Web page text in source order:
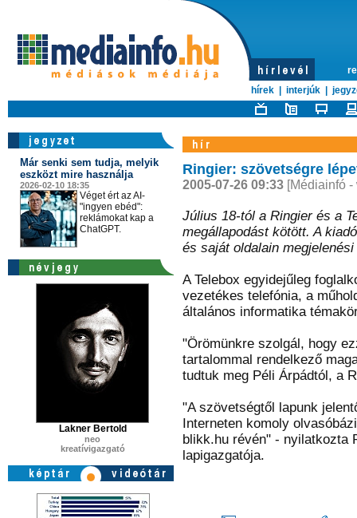
hírek
interjúk
Már senki sem tudja, melyik
eszközt mire használja
2026-02-10 18:35
Véget ért az AI-
"ingyen ebéd":
reklámokat kap a
ChatGPT.
Lakner Bertold
neo
kreatívigazgató
Ringier: szövetségre
2005-07-26 09:33[Médiainfó -
Július 18-tól a Ringier és a
megállapodást kötött. A
és saját oldalain
A Telebox egyidejűleg
vezetékes telefónia, a
általános informatika
"Örömünkre szolgál, hogy
tartalommal rendelkező
tudtuk meg Péli Árpádtól, a
"A szövetségtől lapunk
Interneten komoly
blikk.hu révén" - nyilatkozta
lapigazgatója.